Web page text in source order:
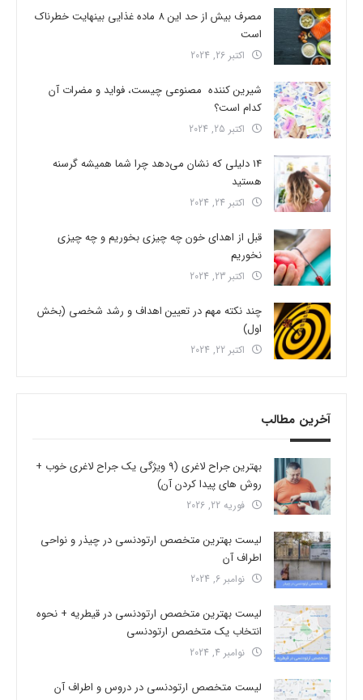
مصرف بیش از حد این 8 ماده غذایی بینهایت خطرناک
است
اکتبر 26, 2024
شیرین کننده مصنوعی چیست، فواید و مضرات آن
کدام است؟
اکتبر 25, 2024
14 دلیلی که نشان می‌دهد چرا شما همیشه گرسنه
هستید
اکتبر 24, 2024
قبل از اهدای خون چه چیزی بخوریم و چه چیزی
نخوریم
اکتبر 23, 2024
چند نکته مهم در تعیین اهداف و رشد شخصی (بخش
اول)
اکتبر 22, 2024
آخرین مطالب
بهترین جراح لاغری (9 ویژگی یک جراح لاغری خوب +
روش های پیدا کردن آن)
فوریه 22, 2026
لیست بهترین متخصص ارتودنسی در چیذر و نواحی
اطراف آن
نوامبر 6, 2024
لیست بهترین متخصص ارتودنسی در قیطریه + نحوه
انتخاب یک متخصص ارتودنسی
نوامبر 4, 2024
لیست متخصص ارتودنسی در دروس و اطراف آن